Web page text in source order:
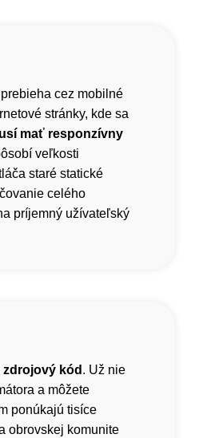
cez mobilné
stránky, kde sa
mať responzívny
veľkosti
staré statické
celého
príjemný užívateľský
kód . Už nie
a môžete
ponúkajú tisíce
obrovskej komunite